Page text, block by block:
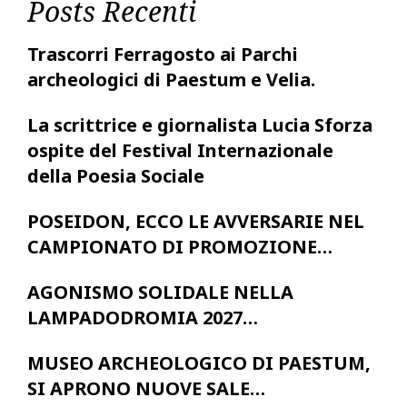
Posts Recenti
Trascorri Ferragosto ai Parchi
archeologici di Paestum e Velia.
La scrittrice e giornalista Lucia Sforza
ospite del Festival Internazionale
della Poesia Sociale
POSEIDON, ECCO LE AVVERSARIE NEL
CAMPIONATO DI PROMOZIONE…
AGONISMO SOLIDALE NELLA
LAMPADODROMIA 2027…
MUSEO ARCHEOLOGICO DI PAESTUM,
SI APRONO NUOVE SALE…